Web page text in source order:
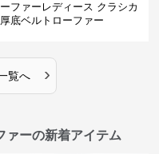
ファーレディース クラシカ
底ベルトローファー
覧へ ›
ァーの新着アイテム